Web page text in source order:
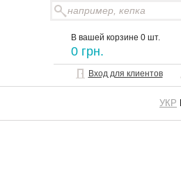
В вашей корзине 0 шт.
0 грн.
Вход для клиентов
УКР